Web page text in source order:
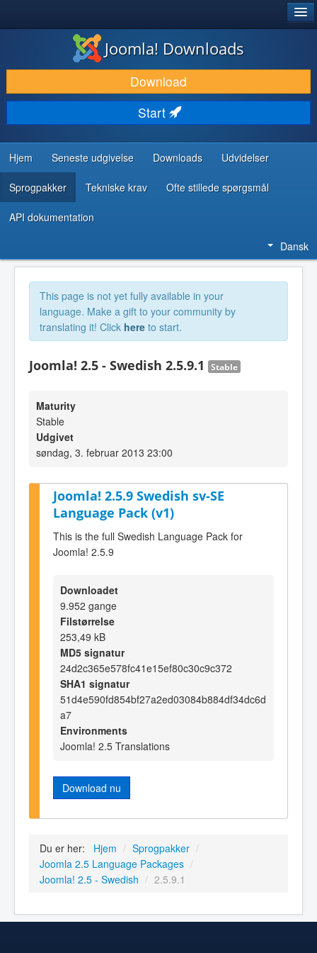
DOWNLOAD & UDVID
OPDAG & LÆR
FÆLLESSKABET & SUPPORT
UDVIKLERRESSOURCER
Joomla! Downloads
Download
Start
Hjem Seneste udgivelse Downloads Udvidelser
Sprogpakker Tekniske krav Ofte stillede spørgsmål
API dokumentation
Dansk
This page is not yet fully available in your
language. Make a gift to your community by
translating it! Click here to start.
Joomla! 2.5 - Swedish 2.5.9.1 Stable
Maturity
Stable
Udgivet
søndag, 3. februar 2013 23:00
Joomla! 2.5.9 Swedish sv-SE
Language Pack (v1)
This is the full Swedish Language Pack for
Joomla! 2.5.9
Downloadet
9.952 gange
Filstørrelse
253,49 kB
MD5 signatur
24d2c365e578fc41e15ef80c30c9c372
SHA1 signatur
51d4e590fd854bf27a2ed03084b884df34dc6d
a7
Environments
Joomla! 2.5 Translations
Download nu
Du er her: Hjem / Sprogpakker /
Joomla 2.5 Language Packages /
Joomla! 2.5 - Swedish / 2.5.9.1